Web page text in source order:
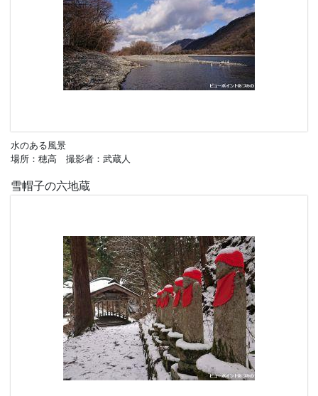
水のある風景
場所：穂高 撮影者：武蔵人
雪帽子の六地蔵